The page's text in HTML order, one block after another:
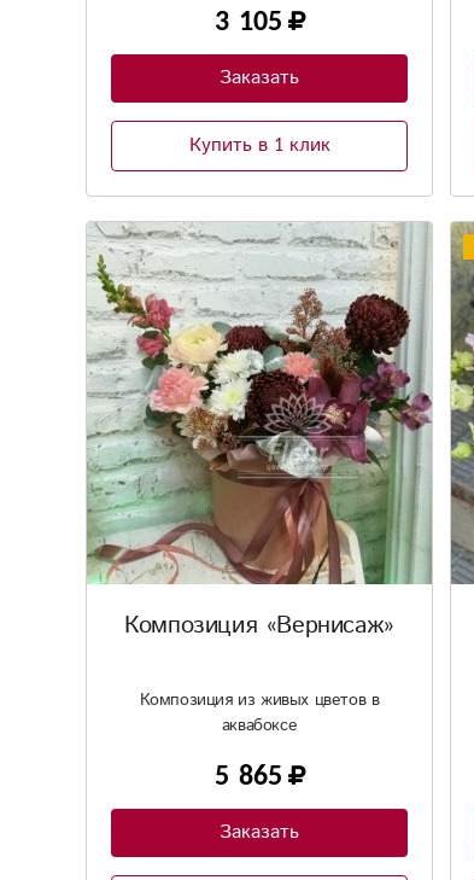
3 105
Заказать
Купить в 1 клик
Композиция «Вернисаж»
Композиция из живых цветов в
аквабоксе
5 865
Заказать